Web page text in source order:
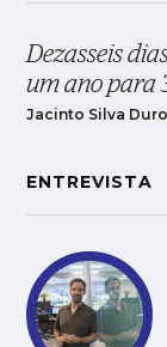
Dezasseis
um ano para
Jacinto Silva
ENTREVISTA